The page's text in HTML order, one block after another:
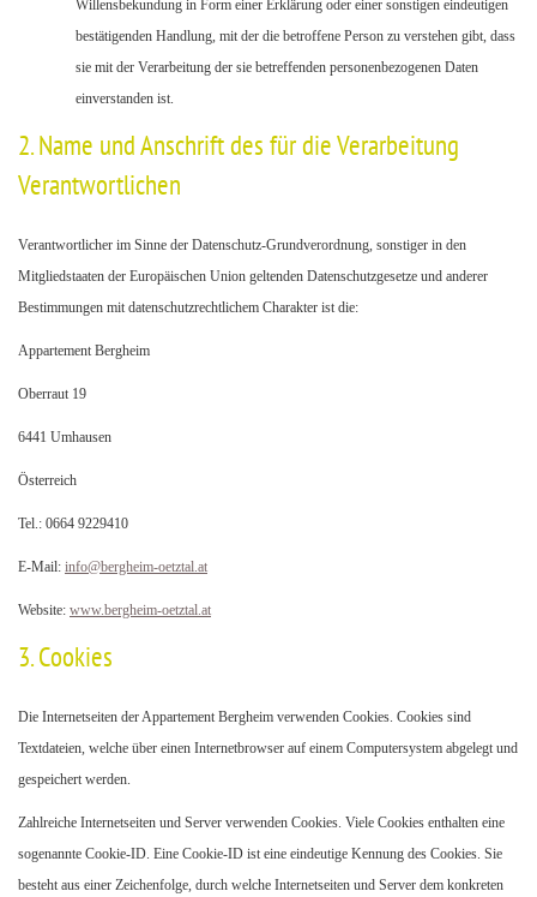
Willensbekundung in Form einer Erklärung oder einer sonstigen eindeutigen
bestätigenden Handlung, mit der die betroffene Person zu verstehen gibt, dass
sie mit der Verarbeitung der sie betreffenden personenbezogenen Daten
einverstanden ist.
2. Name und Anschrift des für die Verarbeitung
Verantwortlichen
Verantwortlicher im Sinne der Datenschutz-Grundverordnung, sonstiger in den
Mitgliedstaaten der Europäischen Union geltenden Datenschutzgesetze und anderer
Bestimmungen mit datenschutzrechtlichem Charakter ist die:
Appartement Bergheim
Oberraut 19
6441 Umhausen
Österreich
Tel.: 0664 9229410
E-Mail: info@bergheim-oetztal.at
Website: www.bergheim-oetztal.at
3. Cookies
Die Internetseiten der Appartement Bergheim verwenden Cookies. Cookies sind
Textdateien, welche über einen Internetbrowser auf einem Computersystem abgelegt und
gespeichert werden.
Zahlreiche Internetseiten und Server verwenden Cookies. Viele Cookies enthalten eine
sogenannte Cookie-ID. Eine Cookie-ID ist eine eindeutige Kennung des Cookies. Sie
besteht aus einer Zeichenfolge, durch welche Internetseiten und Server dem konkreten